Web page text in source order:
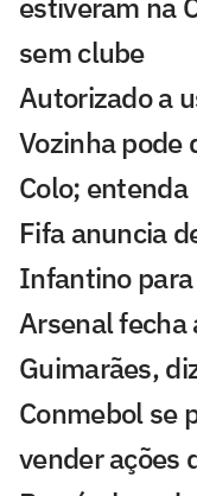
sem clube
Autorizado a
Vozinha pode
Colo; entenda
Fifa anuncia
Infantino
Arsenal fecha
Guimarães,
Conmebol se
vender ações